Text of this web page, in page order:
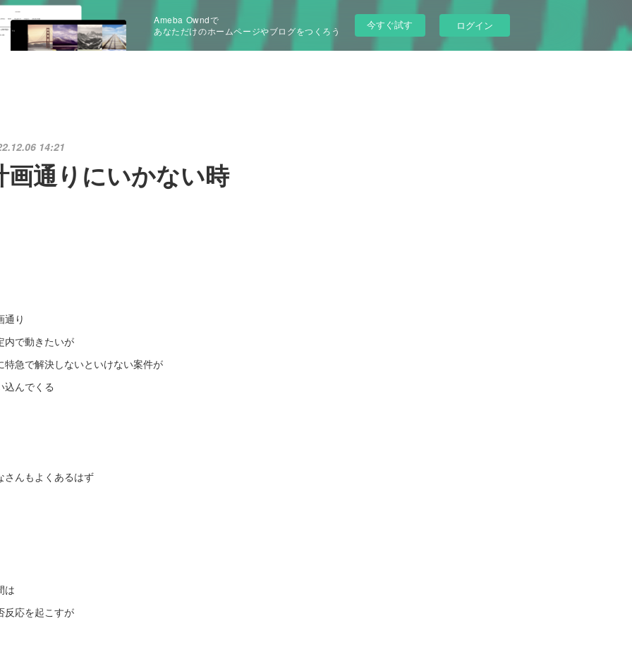
Ameba Owndで
あなただけのホームページやブログをつくろう
今すぐ試す ログイン
14:21
画通りにいかない時
通り
内で動きたいが
特急で解決しないといけない案件が
込んでくる
さんもよくあるはず
は
反応を起こすが